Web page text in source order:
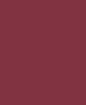
apparaît sur le
Son et vidéo →
si vous possédez
une bibliothèque, ce